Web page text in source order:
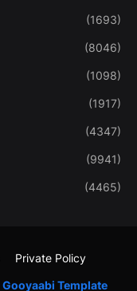
(1693)
(8046)
(1098)
(1917)
(4347)
(9941)
(4465)
Gooyaabi Template
Private Policy